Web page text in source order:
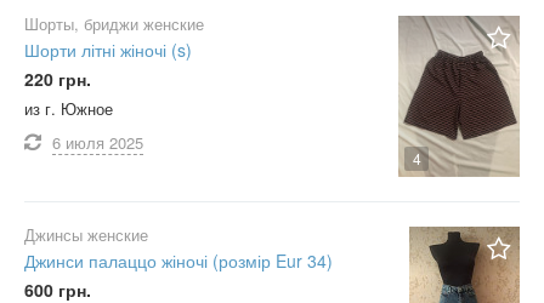
4
Шорты, бриджи женские
Шорти літні жіночі (s)
220 грн.
из г. Южное
6 июля 2025
Джинсы женские
Джинси палаццо жіночі (розмір Eur 34)
600 грн.